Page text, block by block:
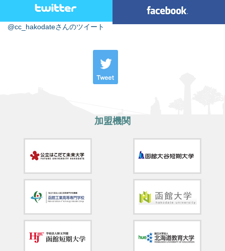
@cc_hakodateさんのツイート
加盟機関